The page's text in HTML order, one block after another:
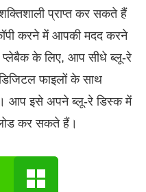
प्राप्त कर सकते हैं
करने में आपकी मदद करने
प्लेबैक के लिए, आप सीधे ब्लू-रे
फाइलों के साथ
। आप इसे अपने ब्लू-रे डिस्क में
कर सकते हैं।